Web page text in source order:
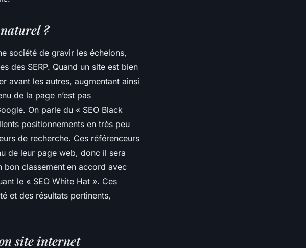
?
société de gravir les échelons,
des SERP. Quand un site est bien
avant les autres, augmentant ainsi
de la page n’est pas
On parle du « SEO Black
positionnements en très peu
de recherche. Ces référenceurs
de leur page web, donc il sera
bon classement en accord avec
le « SEO White Hat ». Ces
et des résultats pertinents,
site internet